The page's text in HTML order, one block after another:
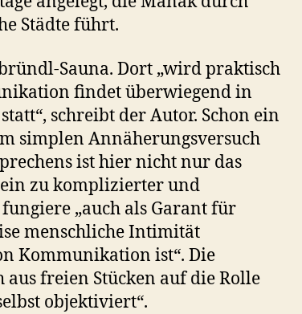
Städte führt.
Sauna. Dort „wird praktisch
findet überwiegend in
schreibt der Autor. Schon ein
simplen Annäherungsversuch
ist hier nicht nur das
zu komplizierter und
fungiere „auch als Garant für
menschliche Intimität
Kommunikation ist“. Die
aus freien Stücken auf die Rolle
objektiviert“.